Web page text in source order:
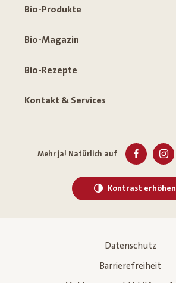
Bio-Produkte
Bio-Magazin
Bio-Rezepte
Kontakt & Services
Mehr ja! Natürlich auf
Kontrast erhöhen
Datenschutz
Barrierefreiheit